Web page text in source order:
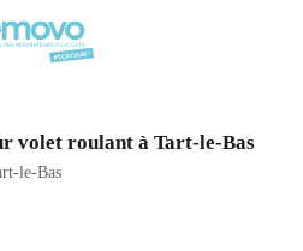
volet roulant à Tart-le-Bas
le-Bas